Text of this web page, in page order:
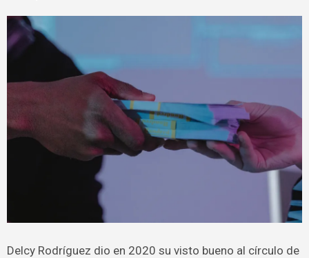
Delcy Rodríguez dio en 2020 su visto bueno al círculo de